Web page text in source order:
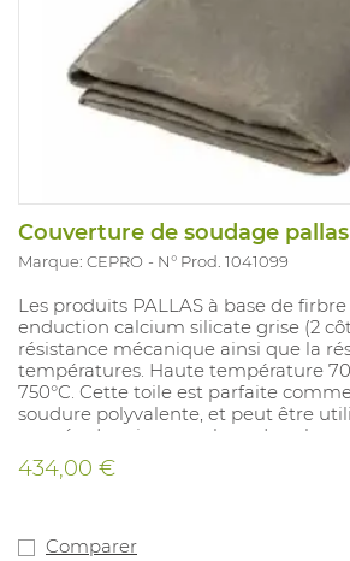
Couverture de soudage
Marque: CEPRO N° Prod. 1041099
Les produits PALLAS à base de
enduction calcium silicate grise (2
résistance mécanique ainsi que la
températures. Haute température
750°C. Cette toile est parfaite
soudure polyvalente, et peut être
coupée depuis un rouleau dans le
extrémités ne s'effilochent pas après
PALLAS ne contient pas d'amiante.
434,00 €
Comparer